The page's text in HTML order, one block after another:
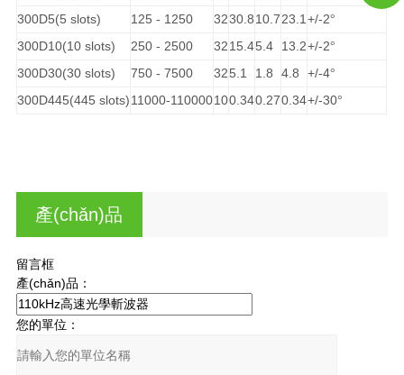
300D5(5 slots) 125 - 1250 3230.810.723.1 +/-2°
300D10(10 slots) 250 - 2500 3215.45.4 13.2+/-2°
300D30(30 slots) 750 - 7500 325.1 1.8 4.8 +/-4°
300D445(445 slots)11000-110000100.340.270.34+/-30°
產(chǎn)品
留言框
產(chǎn)品：
您的單位：